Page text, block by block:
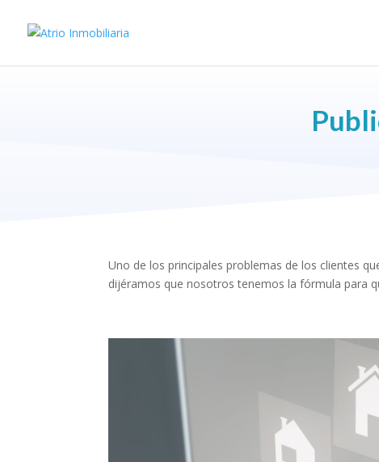
Uno de los principales problemas de los clientes
dijéramos que nosotros tenemos la fórmula para